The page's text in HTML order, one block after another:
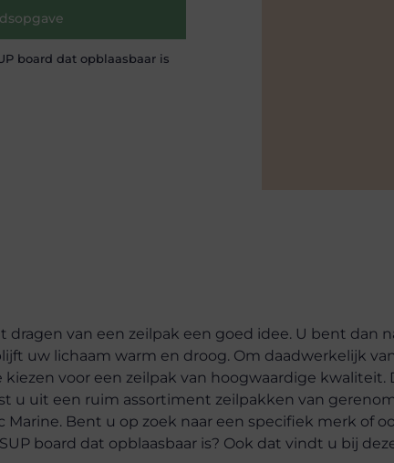
board dat opblaasbaar is
dragen van een zeilpak een goed idee. U bent dan
uw lichaam warm en droog. Om daadwerkelijk
voor een zeilpak van hoogwaardige kwaliteit.
u uit een ruim assortiment zeilpakken van
Marine. Bent u op zoek naar een specifiek merk of
board dat opblaasbaar is? Ook dat vindt u bij